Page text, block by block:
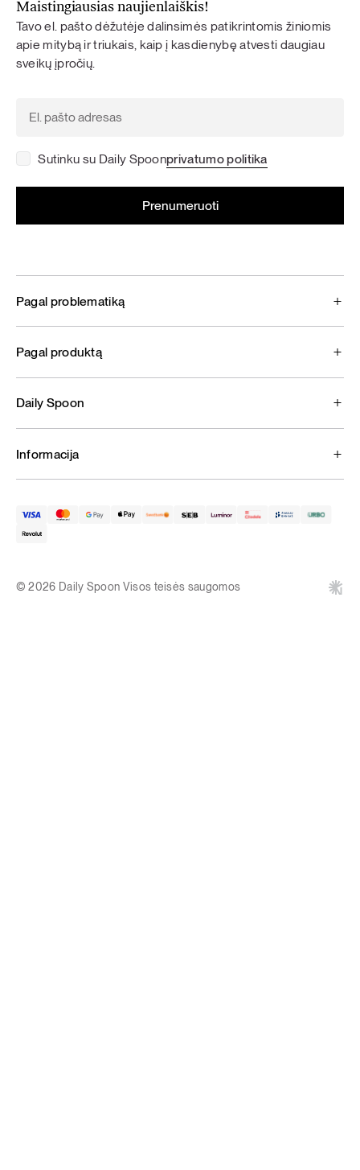
Maistingiausias naujienlaiškis!
Tavo el. pašto dėžutėje dalinsimės patikrintomis žiniomis
apie mitybą ir triukais, kaip į kasdienybę atvesti daugiau
sveikų įpročių.
Sutinku su Daily Spoonprivatumo politika
Pagal problematiką
Pagal produktą
Daily Spoon
Informacija
© 2026 Daily Spoon Visos teisės saugomos